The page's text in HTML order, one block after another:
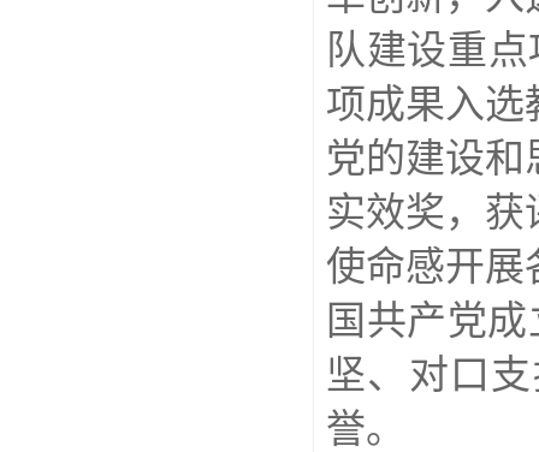
队建设重
项成果入选
党的建设
实效奖，
使命感开展
国共产党
坚、对口
誉。